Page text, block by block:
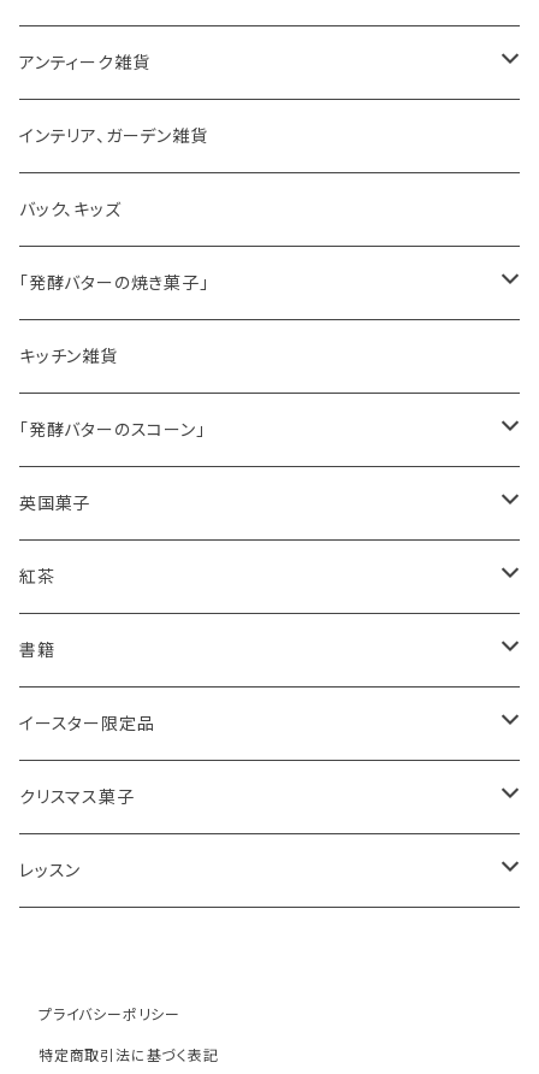
アンティーク雑貨
ゼリーモールド
コンポート
ハマースレイ
インテリア、ガーデン雑貨
バック、キッズ
「発酵バターの焼き菓子」
バターサンドクッキー
シードケーキ
レモンドリズルケーキ
オーガニックラベンダー
ルバーブ
アールグレイ
いちご
キッチン雑貨
「発酵バターのスコーン」
プレーンスコーン
スコーンギフト
スコーンと紅茶のギフト
アールグレイティースコーン
チーズスコーン
オーガニックラベンダー
抹茶と小豆
栗のスコーン
苺ミルク
英国菓子
レモンドリズルケーキ
バナナブレッド
ウエリッシュケーキ
ヴィクトリアサンドイッチケーキ
オレンジとポピーシードのケーキ
シードケーキ
紅茶
アールグレイ
リーフ
ティーバッグ
セイロンティー
ディンブラ
ウバ
キャンディー
紅茶ギフト
紅茶・お菓子ギフト
薔薇の紅茶
イングリッシュブレックファースト
書籍
インテリア
紅茶缶
本
テーブル雑貨・器
イースター限定品
ビスケット・クッキー
アイシングクッキー
クリスマス菓子
ミンスパイ
ジンジャーブレッドマン
レッスン
オンラインレッスン
プライバシーポリシー
特定商取引法に基づく表記